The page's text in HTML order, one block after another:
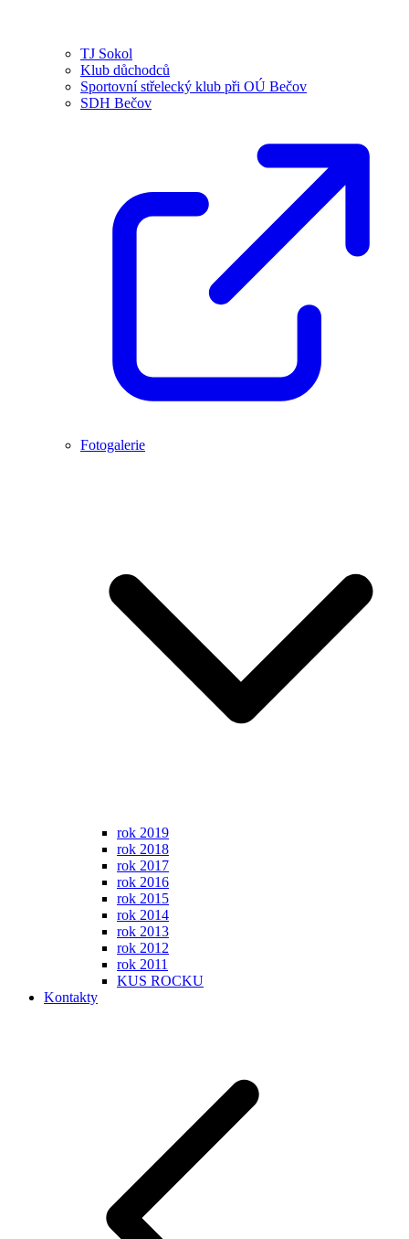
TJ Sokol
Klub důchodců
Sportovní střelecký klub při OÚ Bečov
SDH Bečov
Fotogalerie
rok 2019
rok 2018
rok 2017
rok 2016
rok 2015
rok 2014
rok 2013
rok 2012
rok 2011
KUS ROCKU
Kontakty